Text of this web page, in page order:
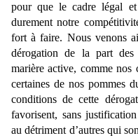
pour que le cadre légal et
durement notre
fort à faire. Nous venons
dérogation de la part
marière active, comme nos
certaines de nos pommes
conditions de cette
favorisent, sans
au détriment d’autres qui